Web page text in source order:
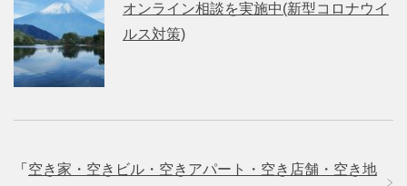
オンライン相談を実施中(新型コロナウイ
ルス対策)
「 空き家・空きビル・空きアパート・空き店舗・空き地